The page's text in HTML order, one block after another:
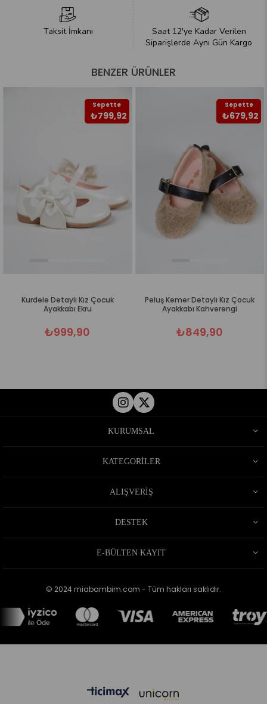
Taksit İmkanı
Saat 12'ye Kadar Verilen
Siparişlerde Aynı Gün Kargo
BENZER ÜRÜNLER
Kurdele Detaylı Kız Çocuk
Ayakkabı Ekru
₺999,90
Sepette
₺799,92
Peluş Kemer Detaylı Kız Çocuk
Ayakkabı Kahverengi
₺849,90
Sepette
₺679,92
KURUMSAL
KATEGORİLER
ALIŞVERİŞ
DESTEK
E-BÜLTEN KAYIT
© 2024 miabambim.com - Tüm hakları saklıdır.